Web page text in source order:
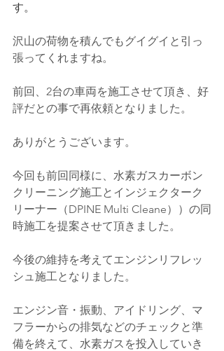
す。
沢山の荷物を積んでもグイグイと引っ
張ってくれますね。
前回、2台の車両を施工させて頂き、好
評だとの事で再依頼となりました。
ありがとうございます。
今回も前回同様に、水素ガスカーボン
クリーニング施工とインジェクターク
リーナー（DPINE Multi Cleane）） の同
時施工を提案させて頂きました。
今後の維持を考えてエンジンリフレッ
シュ施工となりました。
エンジン音・振動、アイドリング、マ
フラーからの排気などのチェックと準
備を終えて、水素ガスを投入していき